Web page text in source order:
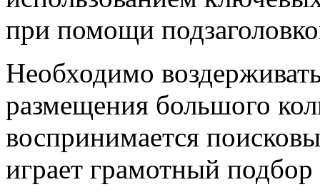
при помощи
Необходимо
размещения большого
воспринимается
играет грамотный